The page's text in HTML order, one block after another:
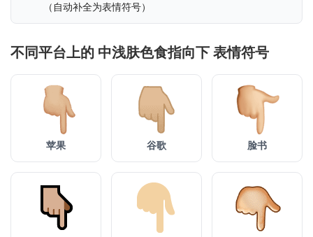
（自动补全为表情符号）
不同平台上的 中浅肤色食指向下 表情符号
苹果 谷歌 脸书